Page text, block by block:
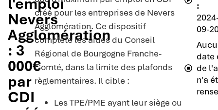
Nevers
Agglomération
: 3
000€
par
CDI
créé pour les entreprises de Nevers
Agglomération. Ce dispositif
complète les aides du Conseil
Régional de Bourgogne Franche-
Comté, dans la limite des plafonds
règlementaires. Il cible :
Les TPE/PME ayant leur siège ou
:
09-
date
de
n'a